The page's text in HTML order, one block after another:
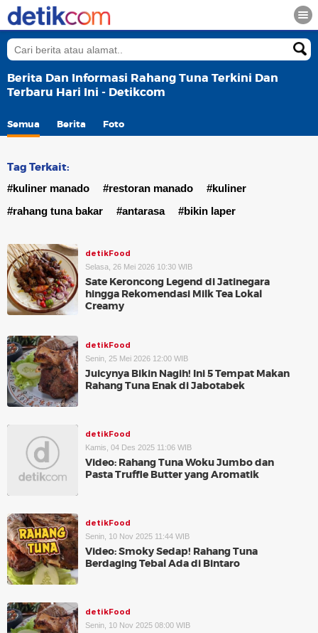
Berita Dan Informasi Rahang Tuna Terkini Dan
Terbaru Hari Ini - Detikcom
Semua Berita Foto
Tag Terkait:
#kuliner manado #restoran manado
#kuliner
#rahang tuna bakar
#antarasa #bikin laper
detikFood
Selasa, 26 Mei 2026 10:30 WIB
Sate Keroncong Legend di Jatinegara
hingga Rekomendasi Milk Tea Lokal
Creamy
detikFood
Senin, 25 Mei 2026 12:00 WIB
Juicynya Bikin Nagih! Ini 5 Tempat Makan
Rahang Tuna Enak di Jabotabek
detikFood
Kamis, 04 Des 2025 11:06 WIB
Video: Rahang Tuna Woku Jumbo dan
Pasta Truffle Butter yang Aromatik
detikFood
Senin, 10 Nov 2025 11:44 WIB
Video: Smoky Sedap! Rahang Tuna
Berdaging Tebal Ada di Bintaro
detikFood
Senin, 10 Nov 2025 08:00 WIB